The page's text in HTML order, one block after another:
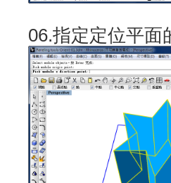
06.指定定位平